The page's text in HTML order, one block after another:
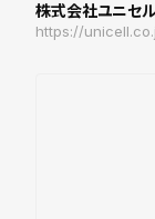
株式会社ユニセ
https://